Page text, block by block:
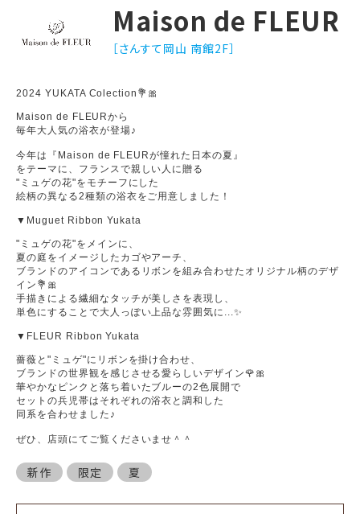
Maison de FLEUR
［さんすて岡山 南館2F］
2024 YUKATA Colection💐🎀
Maison de FLEURから
毎年大人気の浴衣が登場♪
今年は『Maison de FLEURが憧れた日本の夏』
をテーマに、フランスで親しい人に贈る
"ミュゲの花"をモチーフにした
絵柄の異なる2種類の浴衣をご用意しました！
▼Muguet Ribbon Yukata
"ミュゲの花"をメインに、
夏の庭をイメージしたカゴやアーチ、
ブランドのアイコンであるリボンを組み合わせたオリジナル柄のデザ
イン💐🎀
手描きによる繊細なタッチが美しさを表現し、
単色にすることで大人っぽい上品な雰囲気に...✨
▼FLEUR Ribbon Yukata
薔薇と"ミュゲ"にリボンを掛け合わせ、
ブランドの世界観を感じさせる愛らしいデザイン🌹🎀
華やかなピンクと落ち着いたブルーの2色展開で
セットの兵児帯はそれぞれの浴衣と調和した
同系を合わせました♪
ぜひ、店頭にてご覧くださいませ＾＾
新作 限定 夏